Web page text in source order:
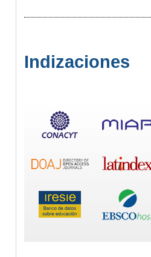
Indizaciones